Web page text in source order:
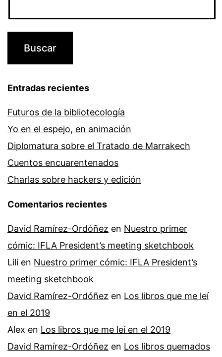
Entradas recientes
Futuros de la bibliotecología
Yo en el espejo, en animación
Diplomatura sobre el Tratado de Marrakech
Cuentos encuarentenados
Charlas sobre hackers y edición
Comentarios recientes
David Ramírez-Ordóñez en Nuestro primer
cómic: IFLA President’s meeting sketchbook
Lili en Nuestro primer cómic: IFLA President’s
meeting sketchbook
David Ramírez-Ordóñez en Los libros que me leí
en el 2019
Alex en Los libros que me leí en el 2019
David Ramírez-Ordóñez en Los libros quemados